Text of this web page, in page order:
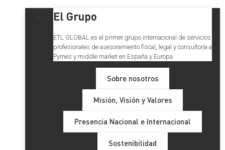
El Grupo
ETL GLOBAL es el primer grupo internacional de servicios
profesionales de asesoramiento fiscal, legal y consultoría a
Pymes y middle market en España y Europa.
Sobre nosotros
Misión, Visión y Valores
Presencia Nacional e Internacional
Sostenibilidad